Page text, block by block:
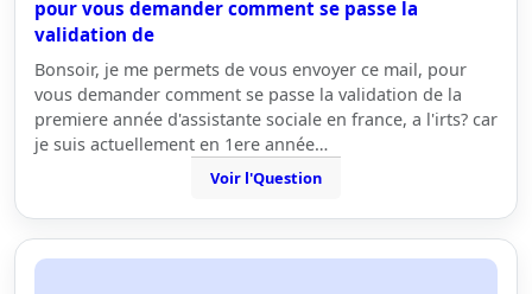
pour vous demander comment se passe la
validation de
Bonsoir, je me permets de vous envoyer ce mail, pour
vous demander comment se passe la validation de la
premiere année d'assistante sociale en france, a l'irts? car
je suis actuellement en 1ere année…
Voir l'Question